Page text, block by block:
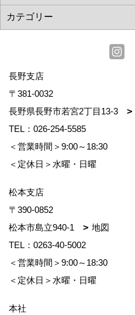
長野支店
〒381-0032
長野県長野市若宮2丁目13-3
TEL： 026-254-5585
＜営業時間＞9:00～18:30
＜定休日＞水曜・日曜
松本支店
〒390-0852
松本市島立940-1
地図
TEL： 0263-40-5002
＜営業時間＞9:00～18:30
＜定休日＞水曜・日曜
本社